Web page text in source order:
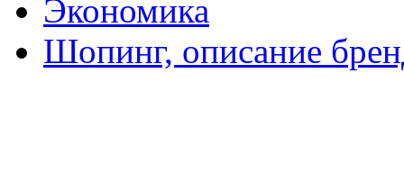
Экономика
Шопинг, описание